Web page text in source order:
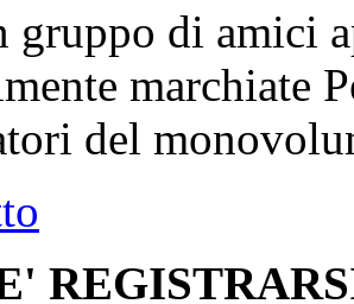
gruppo di amici
marchiate
del